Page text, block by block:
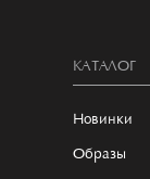
КАТАЛОГ
Новинки
Образы